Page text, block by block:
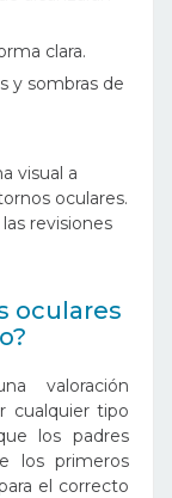
clara.
y sombras de
visual a
oculares.
revisiones
oculares
valoración
cualquier tipo
los padres
los primeros
el correcto